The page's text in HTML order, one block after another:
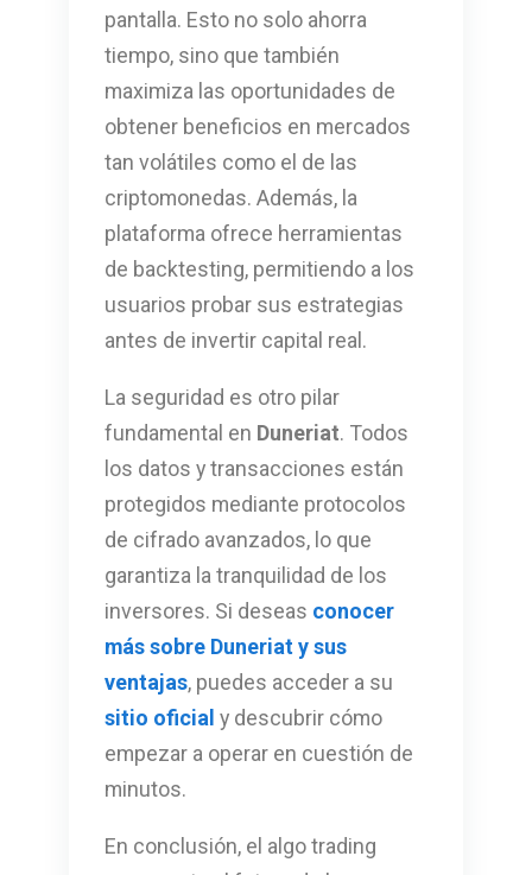
pantalla. Esto no solo ahorra
tiempo, sino que también
maximiza las oportunidades de
obtener beneficios en mercados
tan volátiles como el de las
criptomonedas. Además, la
plataforma ofrece herramientas
de backtesting, permitiendo a los
usuarios probar sus estrategias
antes de invertir capital real.
La seguridad es otro pilar
fundamental en Duneriat. Todos
los datos y transacciones están
protegidos mediante protocolos
de cifrado avanzados, lo que
garantiza la tranquilidad de los
inversores. Si deseas conocer
más sobre Duneriat y sus
ventajas, puedes acceder a su
sitio oficial y descubrir cómo
empezar a operar en cuestión de
minutos.
En conclusión, el algo trading